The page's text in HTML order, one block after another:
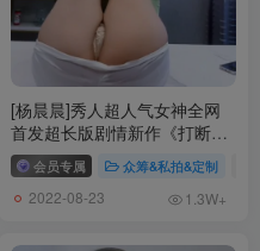
[杨晨晨]秀人超人气女神全网
首发超长版剧情新作《打断男
友玩游戏》[1V-792M]
会员专属 众筹&私拍&定制
2022-08-23 1.3W+